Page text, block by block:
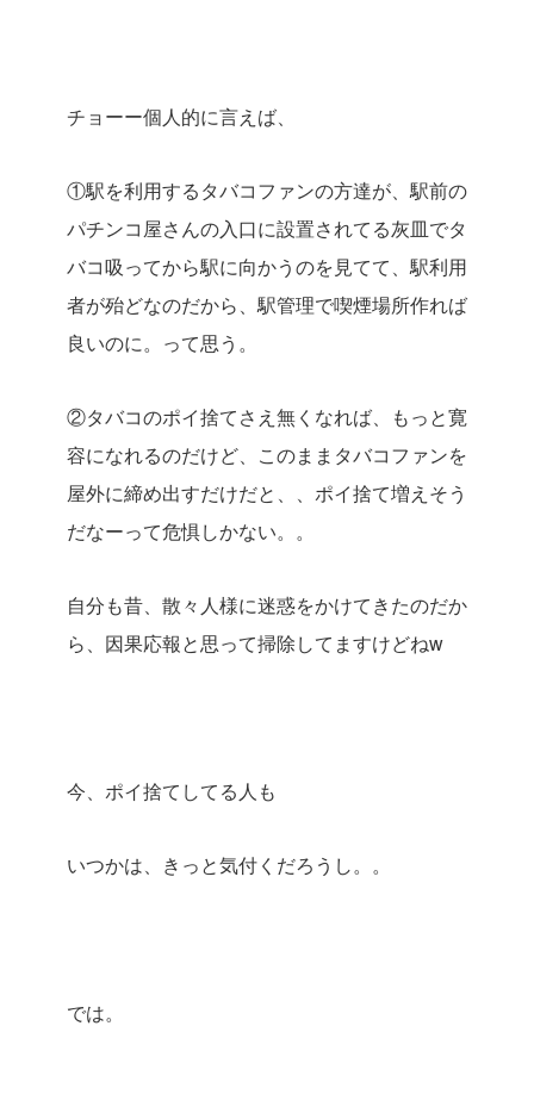
チョーー個人的に言えば、
①駅を利用するタバコファンの方達が、駅前の
パチンコ屋さんの入口に設置されてる灰皿でタ
バコ吸ってから駅に向かうのを見てて、駅利用
者が殆どなのだから、駅管理で喫煙場所作れば
良いのに。って思う。
②タバコのポイ捨てさえ無くなれば、もっと寛
容になれるのだけど、このままタバコファンを
屋外に締め出すだけだと、、ポイ捨て増えそう
だなーって危惧しかない。。
自分も昔、散々人様に迷惑をかけてきたのだか
ら、因果応報と思って掃除してますけどねw
今、ポイ捨てしてる人も
いつかは、きっと気付くだろうし。。
では。